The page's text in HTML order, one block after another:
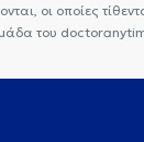
οι οποίες
του